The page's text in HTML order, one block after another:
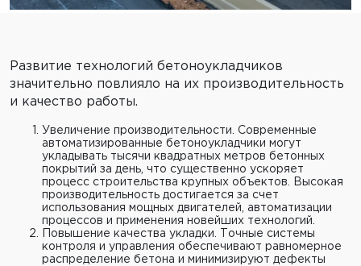
Развитие технологий бетоноукладчиков
значительно повлияло на их производительность
и качество работы.
Увеличение производительности. Современные
автоматизированные бетоноукладчики могут
укладывать тысячи квадратных метров бетонных
покрытий за день, что существенно ускоряет
процесс строительства крупных объектов. Высокая
производительность достигается за счет
использования мощных двигателей, автоматизации
процессов и применения новейших технологий.
Повышение качества укладки. Точные системы
контроля и управления обеспечивают равномерное
распределение бетона и минимизируют дефекты